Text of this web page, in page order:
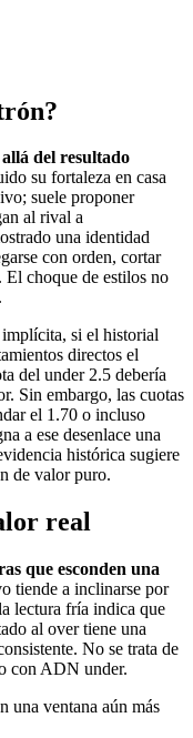
del resultado
su fortaleza en casa
suele proponer
al rival a
una identidad
con orden, cortar
El choque de estilos no
si el historial
directos el
del under 2.5 debería
Sin embargo, las cuotas
el 1.70 o incluso
a ese desenlace una
histórica sugiere
de valor puro.
real
que esconden una
tiende a inclinarse por
lectura fría indica que
al over tiene una
No se trata de
con ADN under.
una ventana aún más